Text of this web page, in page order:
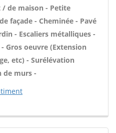
/ de maison - Petite
façade - Cheminée - Pavé
- Escaliers métalliques -
Gros oeuvre (Extension
etc) - Surélévation
de murs -